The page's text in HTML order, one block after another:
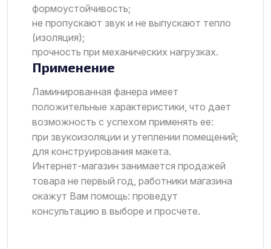
формоустойчивость;
не пропускают звук и не выпускают тепло
(изоляция);
прочность при механических нагрузках.
Применение
Ламинированная фанера имеет
положительные характеристики, что дает
возможность с успехом применять ее:
при звукоизоляции и утеплении помещений;
для конструирования макета.
Интернет-магазин занимается продажей
товара не первый год, работники магазина
окажут Вам помощь: проведут
консультацию в выборе и просчете.